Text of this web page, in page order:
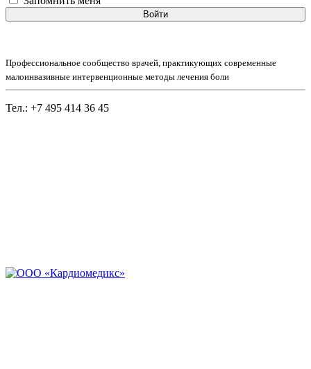
Войти
Профессиональное сообщество врачей, практикующих современные
малоинвазивные интервенционные методы лечения боли
Тел.: +7 495 414 36 45